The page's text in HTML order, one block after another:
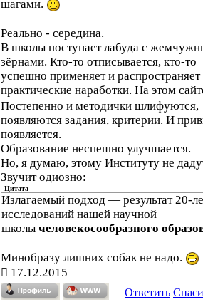
шагами.
Реально - середина.
В школы поступает лабуда с
зёрнами. Кто-то отписывается, кто-то
успешно применяет и распространяет
практические наработки. На этом
Постепенно и методички шлифуются,
появляются задания, критерии. И
появляется.
Образование неспешно улучшается.
Но, я думаю, этому Институту не
Звучит одиозно:
Цитата
Излагаемый подход — результат 20-
исследований нашей научной
школы человекосообразного
Минобразу лишних собак не надо.
17.12.2015
Ответить